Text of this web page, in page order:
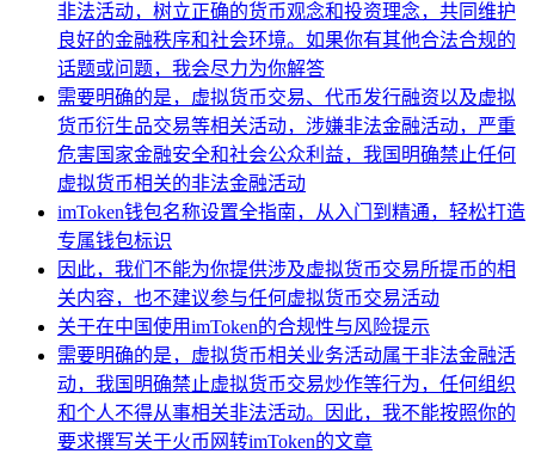
非法活动，树立正确的货币观念和投资理念，共同维护
良好的金融秩序和社会环境。如果你有其他合法合规的
话题或问题，我会尽力为你解答
需要明确的是，虚拟货币交易、代币发行融资以及虚拟
货币衍生品交易等相关活动，涉嫌非法金融活动，严重
危害国家金融安全和社会公众利益，我国明确禁止任何
虚拟货币相关的非法金融活动
imToken钱包名称设置全指南，从入门到精通，轻松打造
专属钱包标识
因此，我们不能为你提供涉及虚拟货币交易所提币的相
关内容，也不建议参与任何虚拟货币交易活动
关于在中国使用imToken的合规性与风险提示
需要明确的是，虚拟货币相关业务活动属于非法金融活
动，我国明确禁止虚拟货币交易炒作等行为，任何组织
和个人不得从事相关非法活动。因此，我不能按照你的
要求撰写关于火币网转imToken的文章